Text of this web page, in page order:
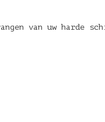
van uw harde